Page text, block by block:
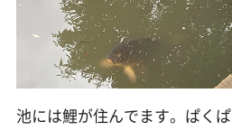
池には鯉が住んでます。ぱくぱ